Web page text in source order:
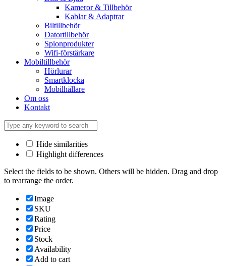
Kameror & Tillbehör
Kablar & Adaptrar
Biltillbehör
Datortillbehör
Spionprodukter
Wifi-förstärkare
Mobiltillbehör
Hörlurar
Smartklocka
Mobilhållare
Om oss
Kontakt
Hide similarities
Highlight differences
Select the fields to be shown. Others will be hidden. Drag and drop
to rearrange the order.
Image
SKU
Rating
Price
Stock
Availability
Add to cart